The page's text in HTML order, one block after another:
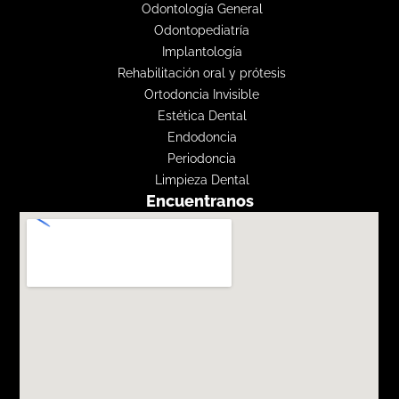
Odontología General
Odontopediatría
Implantología
Rehabilitación oral y prótesis
Ortodoncia Invisible
Estética Dental
Endodoncia
Periodoncia
Limpieza Dental
Encuentranos